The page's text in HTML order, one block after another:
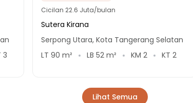
3
Cicilan 22.6 Juta/bulan
Sutera Kirana
Serpong Utara, Kota Tangerang Selatan
LT 90 m² LB 52m² KM 2 KT 2
Lihat Semua